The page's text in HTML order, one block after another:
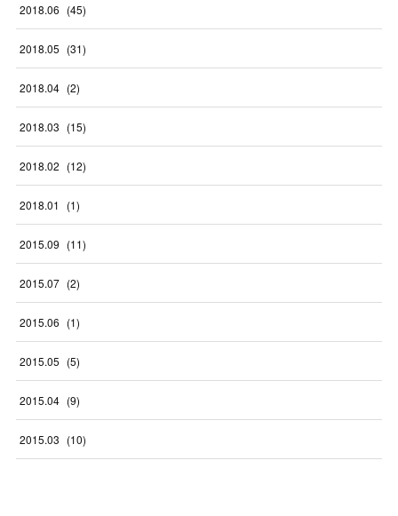
2018.06 (45)
2018.05 (31)
2018.04 (2)
2018.03 (15)
2018.02 (12)
2018.01 (1)
2015.09 (11)
2015.07 (2)
2015.06 (1)
2015.05 (5)
2015.04 (9)
2015.03 (10)